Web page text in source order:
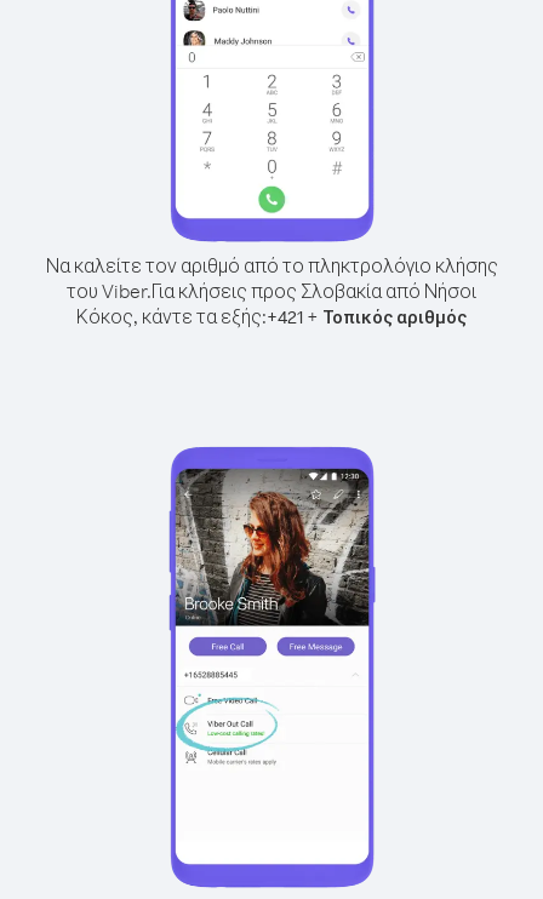
Να καλείτε τον αριθμό από το πληκτρολόγιο κλήσης
του Viber.Για κλήσεις προς Σλοβακία από Νήσοι
Κόκος, κάντε τα εξής:+421 + Τοπικός αριθμός